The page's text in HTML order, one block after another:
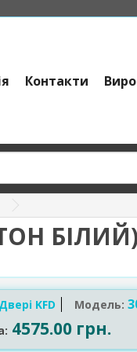
Контакти
Двері KFD Модель:
4575.00 грн.